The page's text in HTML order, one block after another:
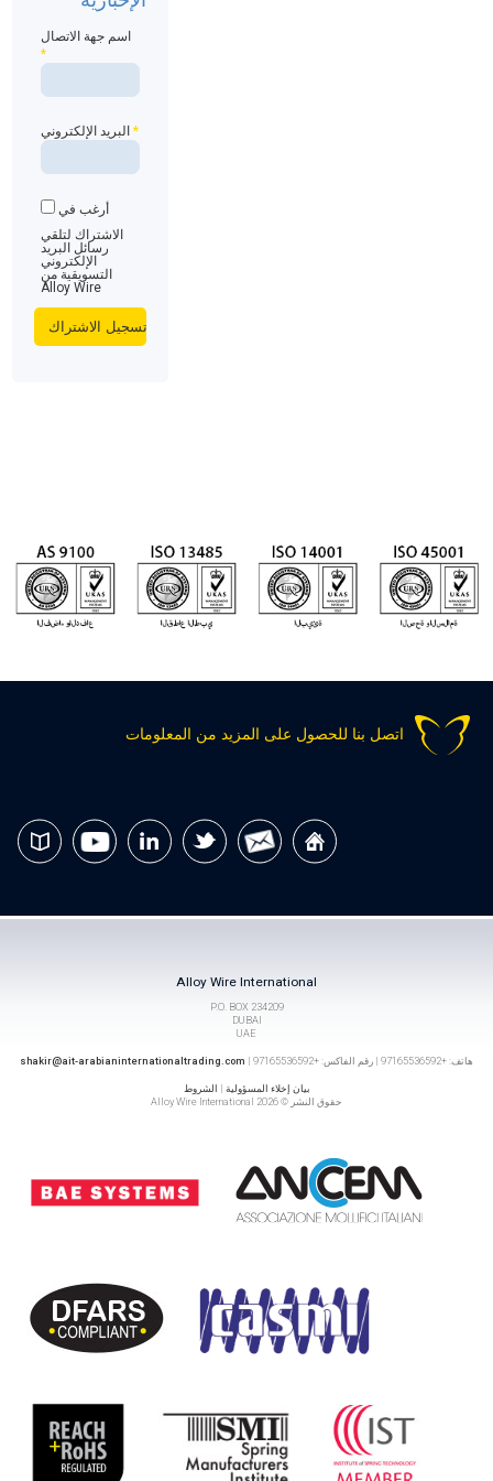
اسم جهة الاتصال
*
البريد الإلكتروني*
أرغب في
الاشتراك لتلقي
رسائل البريد
الإلكتروني
التسويقية من
Alloy Wire
اتصل بنا للحصول على المزيد من المعلومات
Alloy Wire International
P.O. BOX 234209
DUBAI
UAE
هاتف: +97165536592 | رقم الفاكس: +97165536592 | shakir@ait-arabianinternationaltrading.com
بيان إخلاء المسؤولية | الشروط
حقوق النشر © 2026 Alloy Wire International